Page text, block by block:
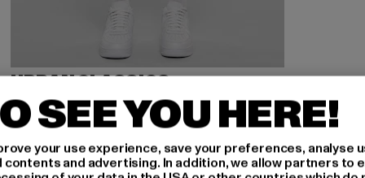
URBAN CLASSICS
90's Heavy Denim
25,99 EUR
Derzeitiger Preis: 25,99 EUR
49,99 EURAktionspreis: 49,99 EUR
SEE YOU HERE!
your use experience, save your preferences, analyse
and advertising. In addition, we allow partners to